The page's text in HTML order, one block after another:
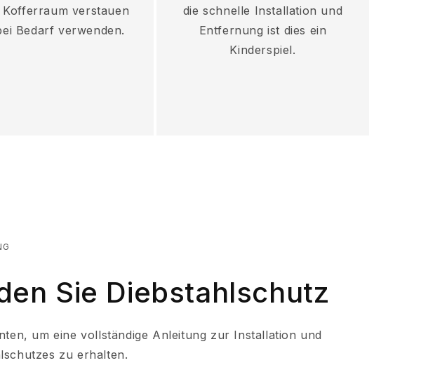
Kofferraum verstauen
Bedarf verwenden.
die schnelle Installation und
Entfernung ist dies ein
Kinderspiel.
Sie Diebstahlschutz
um eine vollständige Anleitung zur Installation und
zu erhalten.